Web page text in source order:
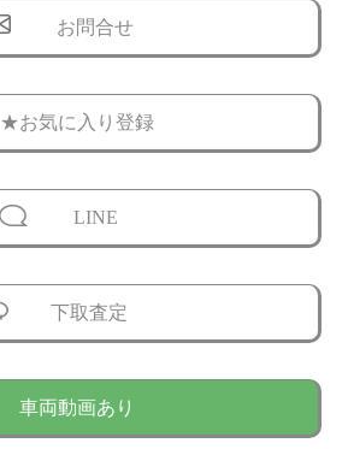
お問合せ
★お気に入り登録
LINE
下取査定
車両動画あり